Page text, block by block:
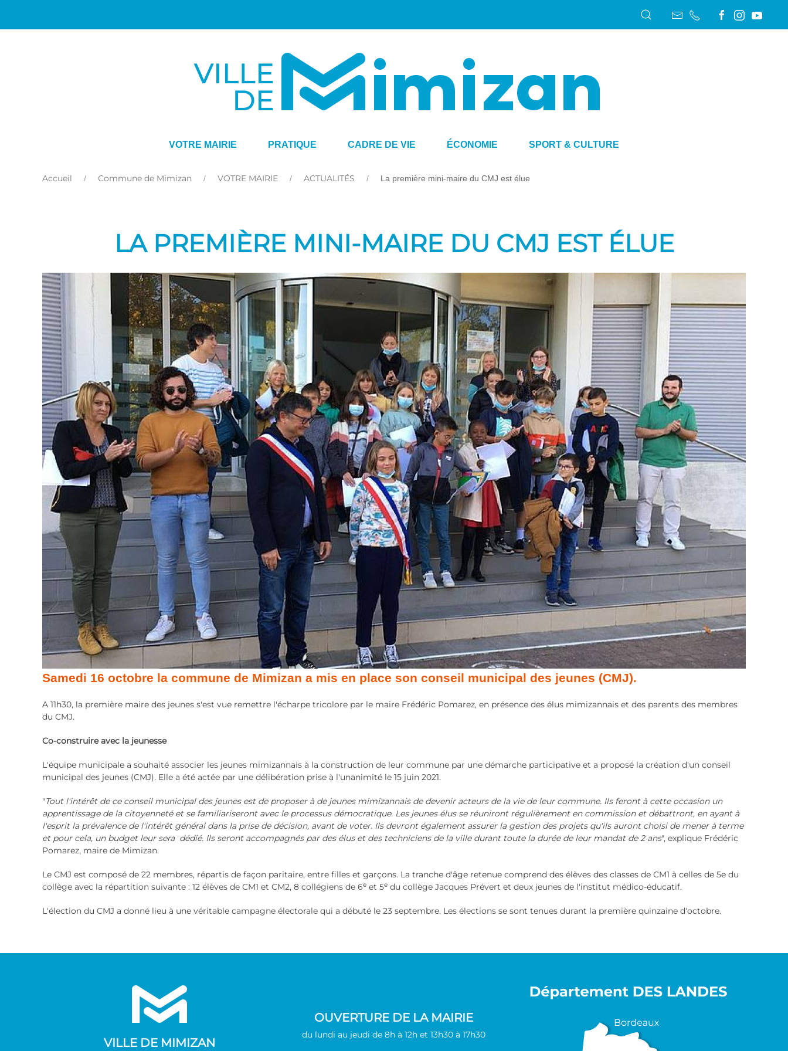
VOTRE MAIRIE PRATIQUE CADRE DE VIE ÉCONOMIE SPORT & CULTURE
Accueil Commune de Mimizan VOTRE MAIRIE ACTUALITÉS La première mini-maire du CMJ est élue
LA PREMIÈRE MINI-MAIRE DU CMJ EST ÉLUE
Samedi 16 octobre la commune de Mimizan a mis en place son conseil municipal des jeunes (CMJ).
A 11h30, la première maire des jeunes s'est vue remettre l'écharpe tricolore par le maire Frédéric Pomarez, en présence des élus mimizannais et des parents des membres
du CMJ.
Co-construire avec la jeunesse
L'équipe municipale a souhaité associer les jeunes mimizannais à la construction de leur commune par une démarche participative et a proposé la création d'un conseil
municipal des jeunes (CMJ). Elle a été actée par une délibération prise à l'unanimité le 15 juin 2021.
"Tout l'intérêt de ce conseil municipal des jeunes est de proposer à de jeunes mimizannais de devenir acteurs de la vie de leur commune. Ils feront à cette occasion un
apprentissage de la citoyenneté et se familiariseront avec le processus démocratique. Les jeunes élus se réuniront régulièrement en commission et débattront, en ayant à
l'esprit la prévalence de l'intérêt général dans la prise de décision, avant de voter. Ils devront également assurer la gestion des projets qu'ils auront choisi de mener à terme
et pour cela, un budget leur sera dédié. Ils seront accompagnés par des élus et des techniciens de la ville durant toute la durée de leur mandat de 2 ans", explique Frédéric
Pomarez, maire de Mimizan.
Le CMJ est composé de 22 membres, répartis de façon paritaire, entre filles et garçons. La tranche d'âge retenue comprend des élèves des classes de CM1 à celles de 5e du
collège avec la répartition suivante : 12 élèves de CM1 et CM2, 8 collégiens de 6e et 5e du collège Jacques Prévert et deux jeunes de l'institut médico-éducatif.
L'élection du CMJ a donné lieu à une véritable campagne électorale qui a débuté le 23 septembre. Les élections se sont tenues durant la première quinzaine d'octobre.
VILLE DE MIMIZAN
OUVERTURE DE LA MAIRIE
du lundi au jeudi de 8h à 12h et 13h30 à 17h30